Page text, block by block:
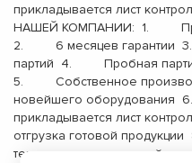
прикладывается лист
НАШЕЙ КОМПАНИИ: 1.
2. 6 месяцев гарантии
партий 4. Пробная
5. Собственное
новейшего
прикладывается лист
отгрузка готовой
терминала транспортной